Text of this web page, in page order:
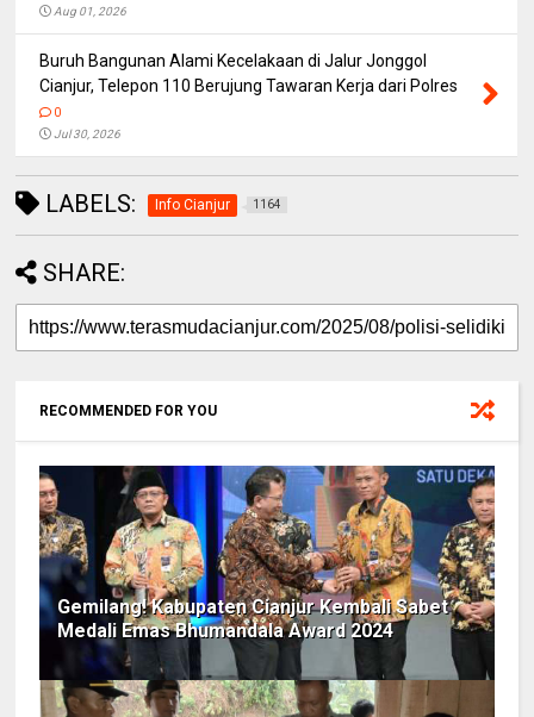
Aug 01, 2026
Buruh Bangunan Alami Kecelakaan di Jalur Jonggol
Cianjur, Telepon 110 Berujung Tawaran Kerja dari Polres
0
Jul 30, 2026
LABELS: Info Cianjur 1164
SHARE:
RECOMMENDED FOR YOU
Gemilang! Kabupaten Cianjur Kembali Sabet
Medali Emas Bhumandala Award 2024